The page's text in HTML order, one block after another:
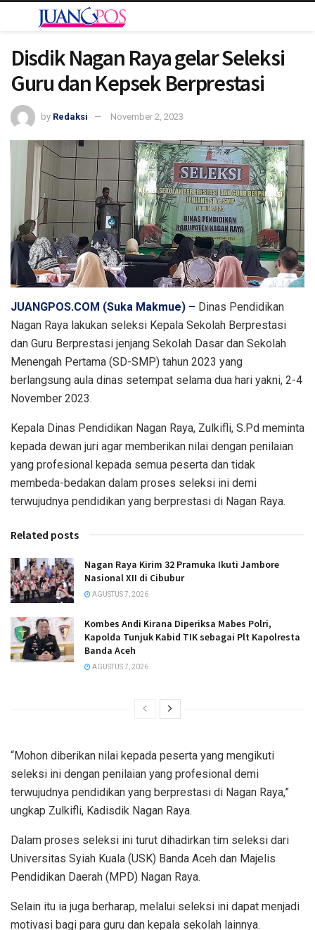
Disdik Nagan Raya gelar Seleksi
Guru dan Kepsek Berprestasi
by Redaksi November 2, 2023
JUANGPOS.COM (Suka Makmue) – Dinas Pendidikan
Nagan Raya lakukan seleksi Kepala Sekolah Berprestasi
dan Guru Berprestasi jenjang Sekolah Dasar dan Sekolah
Menengah Pertama (SD-SMP) tahun 2023 yang
berlangsung aula dinas setempat selama dua hari yakni, 2-4
November 2023.
Kepala Dinas Pendidikan Nagan Raya, Zulkifli, S.Pd meminta
kepada dewan juri agar memberikan nilai dengan penilaian
yang profesional kepada semua peserta dan tidak
membeda-bedakan dalam proses seleksi ini demi
terwujudnya pendidikan yang berprestasi di Nagan Raya.
Related posts
Nagan Raya Kirim 32 Pramuka Ikuti Jambore
Nasional XII di Cibubur
AGUSTUS 7, 2026
Kombes Andi Kirana Diperiksa Mabes Polri,
Kapolda Tunjuk Kabid TIK sebagai Plt Kapolresta
Banda Aceh
AGUSTUS 7, 2026
“Mohon diberikan nilai kepada peserta yang mengikuti
seleksi ini dengan penilaian yang profesional demi
terwujudnya pendidikan yang berprestasi di Nagan Raya,”
ungkap Zulkifli, Kadisdik Nagan Raya.
Dalam proses seleksi ini turut dihadirkan tim seleksi dari
Universitas Syiah Kuala (USK) Banda Aceh dan Majelis
Pendidikan Daerah (MPD) Nagan Raya.
Selain itu ia juga berharap, melalui seleksi ini dapat menjadi
motivasi bagi para guru dan kepala sekolah lainnya.